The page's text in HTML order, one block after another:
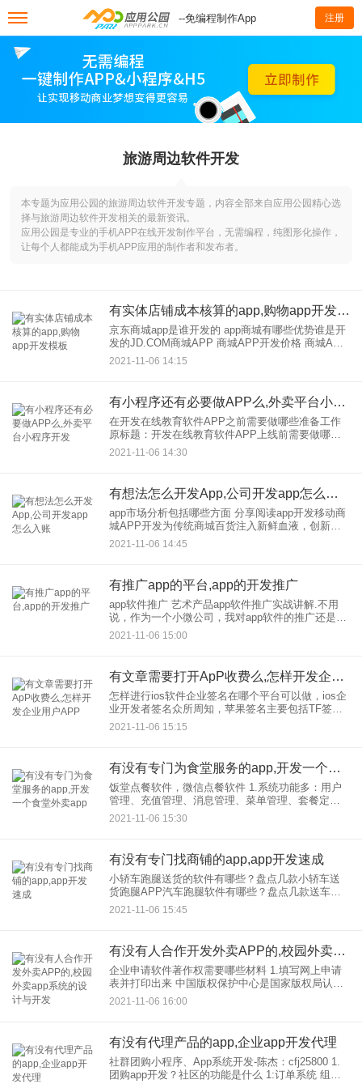
--免编程制作App 注册
旅游周边软件开发
本专题为应用公园的旅游周边软件开发专题，内容全部来自应用公园精心选
择与旅游周边软件开发相关的最新资讯。
应用公园是专业的手机APP在线开发制作平台，无需编程，纯图形化操作，
让每个人都能成为手机APP应用的制作者和发布者。
有实体店铺成本核算的app,购物app开发模板
京东商城app是谁开发的 app商城有哪些优势谁是开
发的JD.COM商城APP 商城APP开发价格 商城APP
开发价格1。单身用户商城可以用通俗的话向大家解
释这一点。像JD.COM一样，
2021-11-06 14:15
有小程序还有必要做APP么,外卖平台小程序开发
在开发在线教育软件APP之前需要做哪些准备工作
原标题：开发在线教育软件APP上线前需要做哪些
准备 近，很多客户都在网上咨询教育软件APP。那
么，在成都软件开发市场，到制作在线教育APP应
2021-11-06 14:30
有想法怎么开发App,公司开发app怎么入账
app市场分析包括哪些方面 分享阅读app开发移动商
城APP开发为传统商城百货注入新鲜血液，创新营
销模式。它为企业提供了巨大的商机。移动商城app
开发为传统的商城百货公司注入了新鲜血液，并创
2021-11-06 14:45
有推广app的平台,app的开发推广
app软件推广 艺术产品app软件推广实战讲解.不用
说，作为一个小微公司，我对app软件的推广还是有
所了解的。但是，如果有关于他的实际解释，我的
朋友可能知道的大多是书面知识。所以我们来讨论
2021-11-06 15:00
有文章需要打开ApP收费么,怎样开发企业用户APP
怎样进行ios软件企业签名在哪个平台可以做，ios企
业开发者签名众所周知，苹果签名主要包括TF签
名、超级签名和企业签名。其中，企业签名石是众
多APP运营商之一，但企业签名经常掉线，不少用
2021-11-06 15:15
有没有专门为食堂服务的app,开发一个食堂外卖app
饭堂点餐软件，微信点餐软件 1.系统功能多：用户
管理、充值管理、消息管理、菜单管理、套餐定
制、点餐汇总、代点餐、可升级【终端电脑点卡、
取餐验证、消费】、【指纹取餐验证】、【网络消
2021-11-06 15:30
有没有专门找商铺的app,app开发速成
小轿车跑腿送货的软件有哪些？盘点几款小轿车送
货跑腿APP汽车跑腿软件有哪些？盘点几款送车跑
腿APP！ 姚郁 蔡溪。com 如今，随着经济的快速发
展，汽车不再是品，它已经成为大多数人的
2021-11-06 15:45
有没有人合作开发外卖APP的,校园外卖app系统的设计与开发
企业申请软件著作权需要哪些材料 1.填写网上申请
表并打印出来 中国版权保护中心是国家版权局认定
的为数不多软件著作权登记机构。它需要在线注册
并在线填写申请表。软件著作权登记申请表应填写
2021-11-06 16:00
有没有代理产品的app,企业app开发代理
社群团购小程序、App系统开发-陈杰：cfj25800 1.
团购app开发？社区的功能是什么 1:订单系统 组内